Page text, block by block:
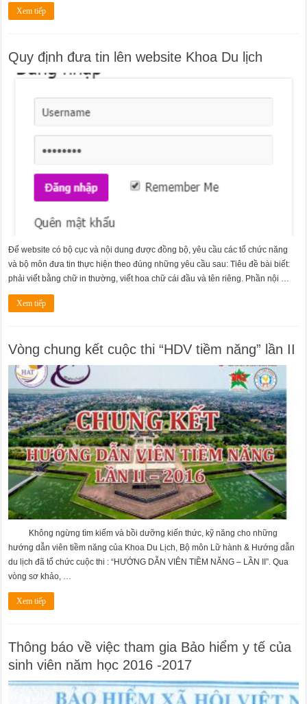
Xem tiếp
Quy định đưa tin lên website Khoa Du lịch
Để website có bộ cục và nội dung được đồng bộ, yêu cầu các tổ chức năng
và bộ môn đưa tin thực hiện theo đúng những yêu cầu sau: Tiêu đề bài biết:
phải viết bằng chữ in thường, viết hoa chữ cái đầu và tên riêng. Phần nội …
Xem tiếp
Vòng chung kết cuộc thi “HDV tiềm năng” lần II
Không ngừng tìm kiếm và bồi dưỡng kiến thức, kỹ năng cho những
hướng dẫn viên tiềm năng của Khoa Du Lịch, Bộ môn Lữ hành & Hướng dẫn
du lịch đã tổ chức cuộc thi : “HƯỚNG DẪN VIÊN TIỀM NĂNG – LẦN II”. Qua
vòng sơ khảo, …
Xem tiếp
Thông báo về việc tham gia Bảo hiểm y tế của
sinh viên năm học 2016 -2017